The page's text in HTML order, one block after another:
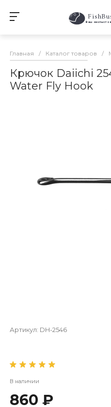
Ваш
Главная / Каталог товаров /
Крючок Daiichi
Water Fly Hook
Артикул: DH-2546
В наличии
860 ₽